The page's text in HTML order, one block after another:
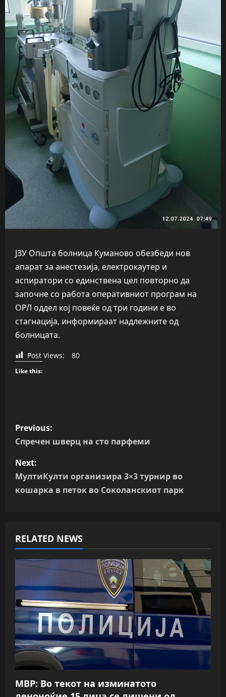
ЈЗУ Општа болница Куманово обезбеди нов
апарат за анестезија, електрокаутер и
аспиратори со единствена цел повторно да
започне со работа оперативниот програм на
ОРЛ оддел кој повеќе од три години е во
стагнација, информираат надлежните од
болницата.
Post Views: 80
Like this:
P
o
s
t
a
v
g
a
t
i
o
Previous:
Спречен шверц на сто парфеми
Next:
МултиКулти организира 3×3 турнир во
кошарка в петок во Соколанскиот парк
RELATED NEWS
МВР: Во текот на изминатото